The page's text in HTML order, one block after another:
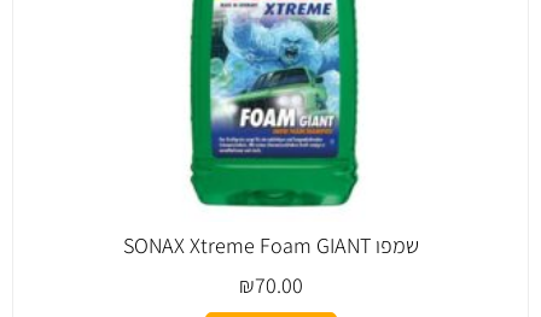
שמפו SONAX Xtreme Foam GIANT
₪70.00